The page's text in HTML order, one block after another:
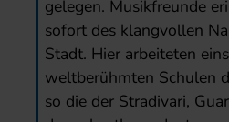
gelegen. Musikfreunde
sofort des klangvollen
Stadt. Hier arbeiteten
weltberühmten Schulen
so die der Stradivari,